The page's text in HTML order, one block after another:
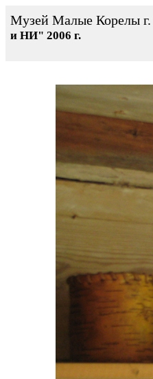
Музей Малые Корелы г.
и НИ" 2006 г.